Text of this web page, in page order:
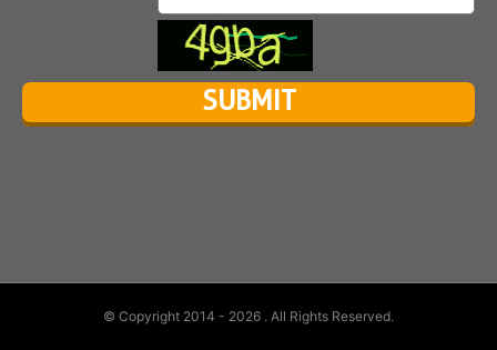
© Copyright 2014 - 2026 . All Rights Reserved.